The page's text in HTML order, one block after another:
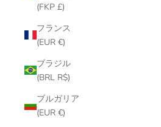
(FKP £)
フランス
(EUR €)
ブラジル
(BRL R$)
ブルガリア
(EUR €)